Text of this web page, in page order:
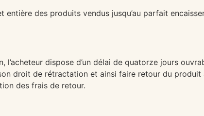
des produits vendus jusqu’au parfait
dispose d’un délai de quatorze jours
droit de rétractation et ainsi faire retour du produit
des frais de retour.